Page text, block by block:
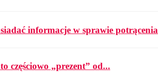
informacje w sprawie potrącenia
częściowo „prezent” od...